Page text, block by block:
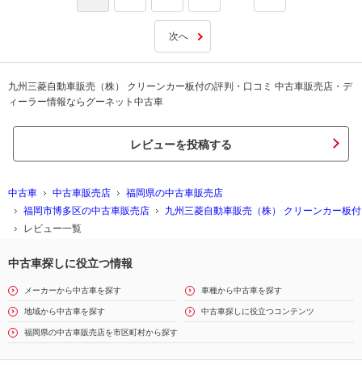
次へ
九州三菱自動車販売（株） クリーンカー板付の評判・口コミ 中古車販売店・デ
ィーラー情報ならグーネット中古車
レビューを投稿する
中古車 中古車販売店
福岡県の中古車販売店
福岡市博多区の中古車販売店
九州三菱自動車販売（株） クリーンカー板付
レビュー一覧
中古車探しに役立つ情報
メーカーから中古車を探す 車種から中古車を探す
地域から中古車を探す 中古車探しに役立つコンテンツ
福岡県の中古車販売店を市区町村から探す